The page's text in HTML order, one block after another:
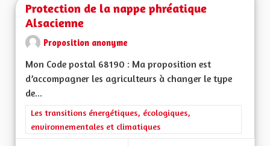
Protection de la nappe phréatique
Alsacienne
Proposition anonyme
Mon Code postal 68190 : Ma proposition est
d’accompagner les agriculteurs à changer le type
de...
Filtrer les résultats de la catégorie : Les transitions
Les transitions énergétiques, écologiques,
environnementales et climatiques